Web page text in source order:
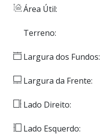
Área Útil:
Terreno:
Largura dos Fundos:
Largura da Frente:
Lado Direito:
Lado Esquerdo: